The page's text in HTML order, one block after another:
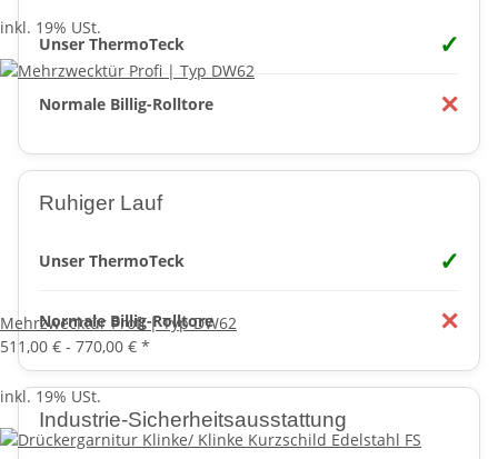
Unser ThermoTeck ✓
Normale Billig-Rolltore ✕
Ruhiger Lauf
Unser ThermoTeck ✓
Normale Billig-Rolltore ✕
Industrie-Sicherheitsausstattung
inkl. 19% USt.
Mehrzwecktür Profi | Typ DW62
511,00 € - 770,00 € *
inkl. 19% USt.